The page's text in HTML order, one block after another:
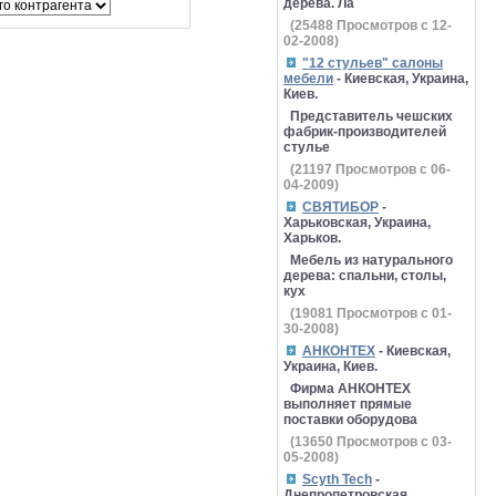
дерева. Ла
(25488 Просмотров с 12-
02-2008)
"12 стульев" салоны
мебели - Киевская, Украина,
Киев.
Представитель чешских
фабрик-производителей
стулье
(21197 Просмотров с 06-
04-2009)
СВЯТИБОР -
Харьковская, Украина,
Харьков.
Мебель из натурального
дерева: спальни, столы,
кух
(19081 Просмотров с 01-
30-2008)
АНКОНТЕХ - Киевская,
Украина, Киев.
Фирма АНКОНТЕХ
выполняет прямые
поставки оборудова
(13650 Просмотров с 03-
05-2008)
Scyth Tech -